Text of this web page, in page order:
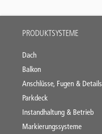
Main
footer
PRODUKTSYSTEME
Dach
Balkon
Anschlüsse, Fugen & Details
Parkdeck
Instandhaltung & Betrieb
Markierungssysteme